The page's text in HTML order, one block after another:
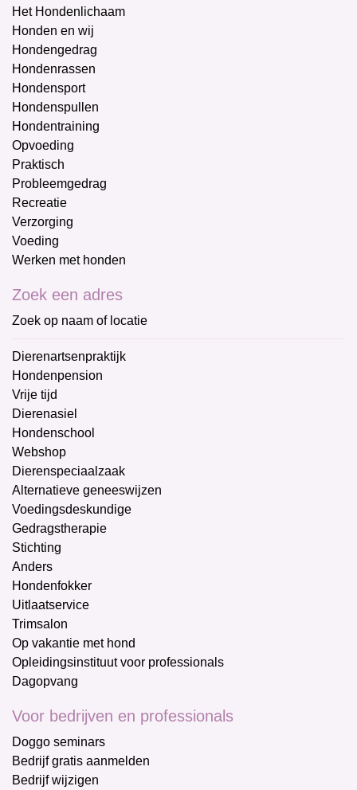
Het Hondenlichaam
Honden en wij
Hondengedrag
Hondenrassen
Hondensport
Hondenspullen
Hondentraining
Opvoeding
Praktisch
Probleemgedrag
Recreatie
Verzorging
Voeding
Werken met honden
Zoek een adres
Zoek op naam of locatie
Dierenartsenpraktijk
Hondenpension
Vrije tijd
Dierenasiel
Hondenschool
Webshop
Dierenspeciaalzaak
Alternatieve geneeswijzen
Voedingsdeskundige
Gedragstherapie
Stichting
Anders
Hondenfokker
Uitlaatservice
Trimsalon
Op vakantie met hond
Opleidingsinstituut voor professionals
Dagopvang
Voor bedrijven en professionals
Doggo seminars
Bedrijf gratis aanmelden
Bedrijf wijzigen